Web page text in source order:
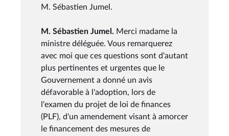
M. Sébastien Jumel.
M. Sébastien Jumel. Merci madame la
ministre déléguée. Vous remarquerez
avec moi que ces questions sont d'autant
plus pertinentes et urgentes que le
Gouvernement a donné un avis
défavorable à l'adoption, lors de
l'examen du projet de loi de finances
(PLF), d'un amendement visant à amorcer
le financement des mesures de